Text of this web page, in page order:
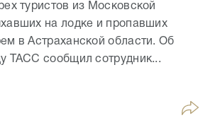
туристов из Московской
на лодке и пропавших
в Астраханской области. Об
ТАСС сообщил сотрудник...